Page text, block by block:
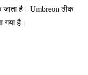
जाता है। Umbreon ठीक
गया है।